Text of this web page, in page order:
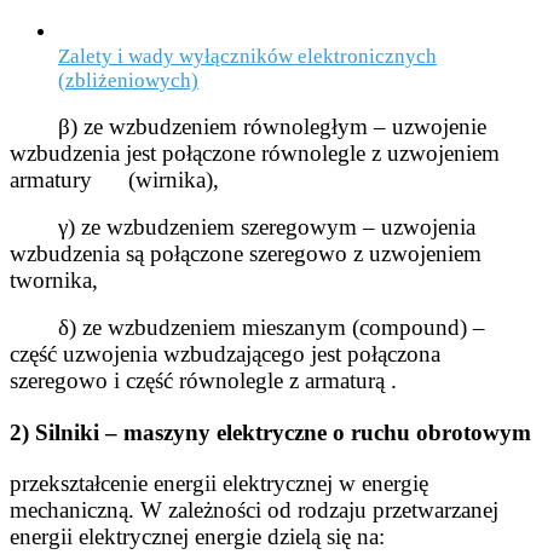
Zalety i wady wyłączników elektronicznych
(zbliżeniowych)
β) ze wzbudzeniem równoległym – uzwojenie
wzbudzenia jest połączone równolegle z uzwojeniem
armatury (wirnika),
γ) ze wzbudzeniem szeregowym – uzwojenia
wzbudzenia są połączone szeregowo z uzwojeniem
twornika,
δ) ze wzbudzeniem mieszanym (compound) –
część uzwojenia wzbudzającego jest połączona
szeregowo i część równolegle z armaturą .
2) Silniki – maszyny elektryczne o ruchu obrotowym
przekształcenie energii elektrycznej w energię
mechaniczną. W zależności od rodzaju przetwarzanej
energii elektrycznej energie dzielą się na: